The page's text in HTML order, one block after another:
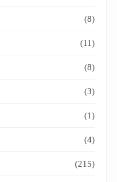
(8)
(11)
(8)
(3)
(1)
(4)
(215)